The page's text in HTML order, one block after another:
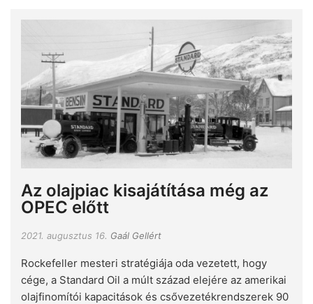
Az olajpiac kisajátítása még az
OPEC előtt
2021. augusztus 16. Gaál Gellért
Rockefeller mesteri stratégiája oda vezetett, hogy
cége, a Standard Oil a múlt század elejére az amerikai
olajfinomítói kapacitások és csővezetékrendszerek 90